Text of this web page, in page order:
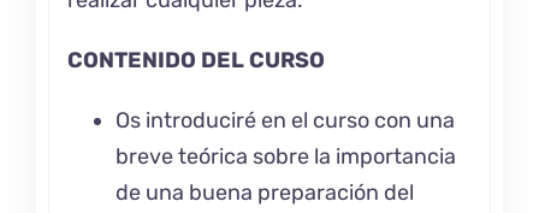
CONTENIDO DEL CURSO
Os introduciré en el curso con una
breve teórica sobre la importancia
de una buena preparación del